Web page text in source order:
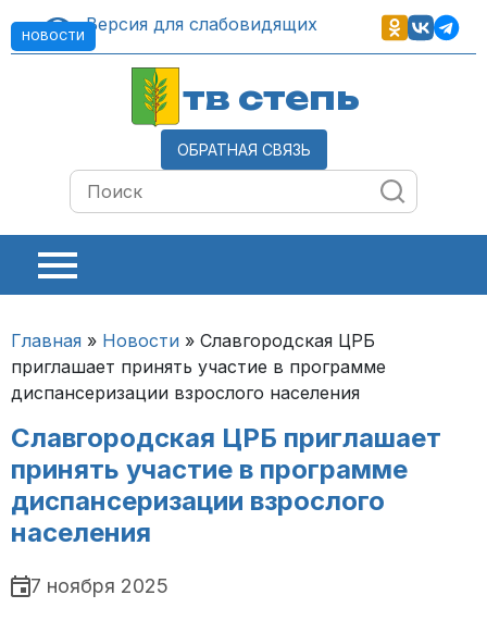
Версия для слабовидящих
тв степь
ОБРАТНАЯ СВЯЗЬ
Главная » Новости » Славгородская ЦРБ
приглашает принять участие в программе
диспансеризации взрослого населения
Славгородская ЦРБ приглашает
принять участие в программе
диспансеризации взрослого
населения
НОВОСТИ
7 ноября 2025